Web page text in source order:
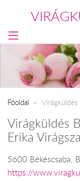
Főoldal Virágküldés
Virágküldés
Erika
5600 Békéscsaba,
https://